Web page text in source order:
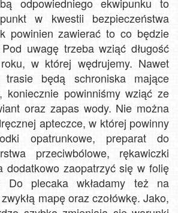
w kwestii bezpieczeństwa
powinien zawierać to co będzie
uwagę trzeba wziąć długość
w której wędrujemy. Nawet
będą schroniska mające
koniecznie powinniśmy wziąć ze
oraz zapas wody. Nie można
apteczce, w której powinny
opatrunkowe, preparat do
przeciwbólowe, rękawiczki
dodatkowo zaopatrzyć się w folię
Do plecaka wkładamy też na
mapę oraz czołówkę. Jako,